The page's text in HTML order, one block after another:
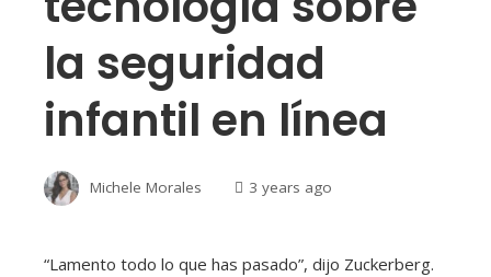
la seguridad
infantil en línea
Michele Morales 3 years ago
“Lamento todo lo que has pasado”, dijo Zuckerberg.